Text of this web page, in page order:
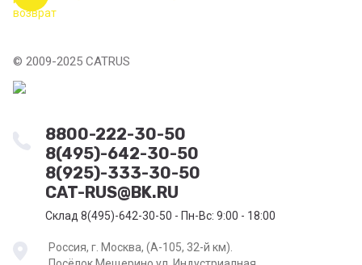
© 2009-2025 CATRUS
8800-222-30-50
8(495)-642-30-50
8(925)-333-30-50
CAT-RUS@BK.RU
Склад 8(495)-642-30-50 - Пн-Вс: 9:00 - 18:00
Россия, г. Москва, (А-105, 32-й км).